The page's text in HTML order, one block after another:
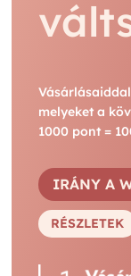
melyeket a
1000 pont =
IRÁNY A
RÉSZLETEK